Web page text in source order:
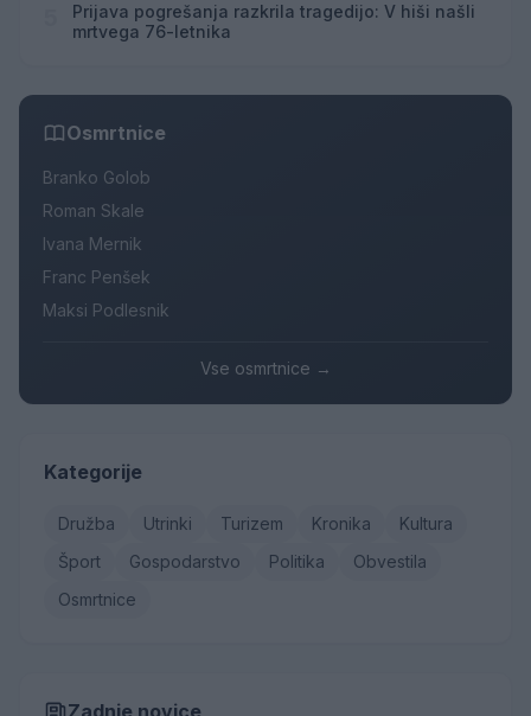
Prijava pogrešanja razkrila tragedijo: V hiši našli
mrtvega 76-letnika
Osmrtnice
Branko Golob
Roman Skale
Ivana Mernik
Franc Penšek
Maksi Podlesnik
Vse osmrtnice →
Kategorije
Družba Utrinki Turizem Kronika
Kultura
Šport
Gospodarstvo Politika
Obvestila
Osmrtnice